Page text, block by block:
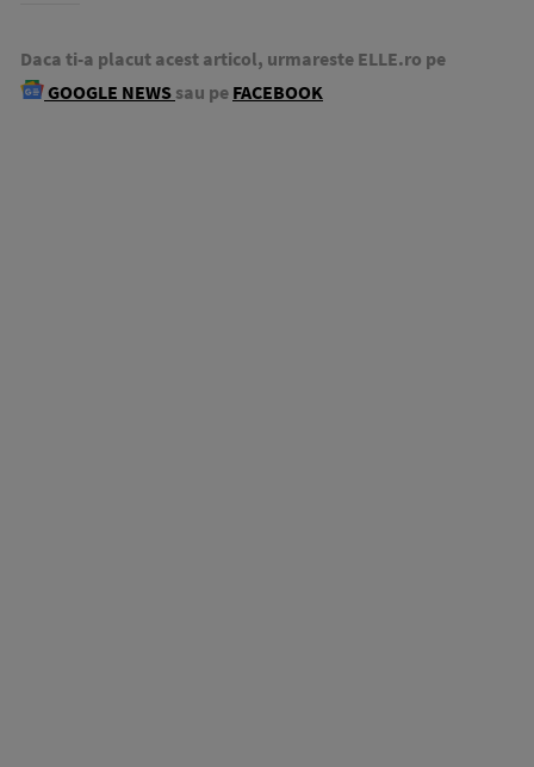
Daca ti-a placut acest articol, urmareste ELLE.ro pe
GOOGLE NEWS sau pe FACEBOOK